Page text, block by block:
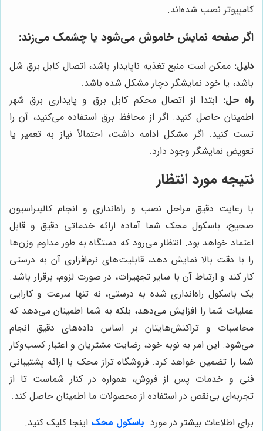
کامپیوتر نصب شده‌اند.
اگر صفحه نمایش خاموش می‌شود یا چشمک می‌زند:
دلیل: ممکن است منبع تغذیه ناپایدار باشد، اتصال کابل برق شل
باشد، یا خود نمایشگر دچار مشکل شده باشد.
راه حل: ابتدا از اتصال محکم کابل برق و پایداری برق شهر
اطمینان حاصل کنید. اگر از محافظ برق استفاده می‌کنید، آن را
تست کنید. اگر مشکل ادامه داشت، احتمالاً نیاز به تعمیر یا
تعویض نمایشگر وجود دارد.
نتیجه مورد انتظار
با رعایت دقیق مراحل نصب و راه‌اندازی و انجام کالیبراسیون
صحیح، باسکول محک شما آماده ارائه خدماتی دقیق و قابل
اعتماد خواهد بود. انتظار می‌رود که دستگاه به طور مداوم وزن‌ها
را با دقت بالا نمایش دهد، قابلیت‌های نرم‌افزاری آن به درستی
کار کند و ارتباط آن با سایر تجهیزات، در صورت لزوم، برقرار باشد.
یک باسکول راه‌اندازی شده به درستی، نه تنها سرعت و کارایی
عملیات شما را افزایش می‌دهد، بلکه به شما اطمینان می‌دهد که
محاسبات و تراکنش‌هایتان بر اساس داده‌های دقیق انجام
می‌شود. این امر به نوبه خود، رضایت مشتریان و اعتبار کسب‌وکار
شما را تضمین خواهد کرد. فروشگاه تراز محک با ارائه پشتیبانی
فنی و خدمات پس از فروش، همواره در کنار شماست تا از
تجربه‌ای بی‌نقص در استفاده از محصولات ما اطمینان حاصل کند.
برای اطلاعات بیشتر در مورد باسکول محک اینجا کلیک کنید.